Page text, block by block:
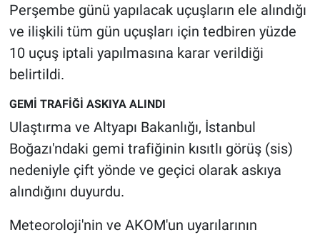
Perşembe günü yapılacak uçuşların ele alındığı
ve ilişkili tüm gün uçuşları için tedbiren yüzde
10 uçuş iptali yapılmasına karar verildiği
belirtildi.
GEMİ TRAFİĞİ ASKIYA ALINDI
Ulaştırma ve Altyapı Bakanlığı, İstanbul
Boğazı'ndaki gemi trafiğinin kısıtlı görüş (sis)
nedeniyle çift yönde ve geçici olarak askıya
alındığını duyurdu.
Meteoroloji'nin ve AKOM'un uyarılarının